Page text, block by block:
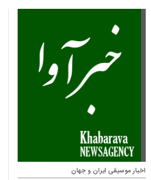
اخبار موسیقی ایران و جهان